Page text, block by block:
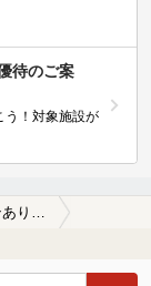
待のご案
う！対象施設が